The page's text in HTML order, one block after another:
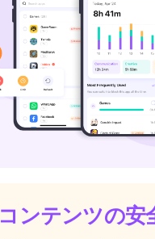
コンテンツの安